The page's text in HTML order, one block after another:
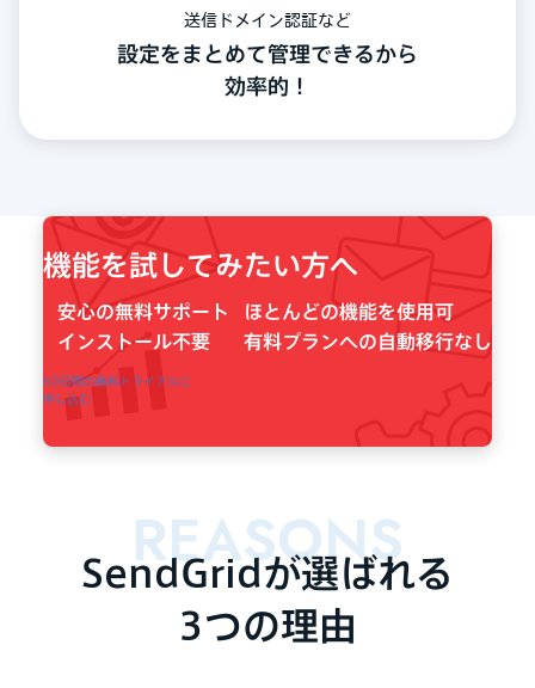
送信ドメイン認証など
設定をまとめて管理できるから
効率的！
機能を試してみたい方へ
安心の無料サポート
️インストール不要
ほとんどの機能を使用可
有料プランへの自動移行なし
60日間の無料トライアルに
申し込む
REASONS
SendGridが選ばれる
3つの理由